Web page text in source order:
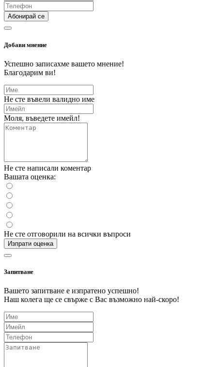
Абонирай се
Добави мнение
Успешно записахме вашето мнение!
Благодарим ви!
Не сте въвели валидно име
Моля, въведете имейл!
Не сте написали коментар
Вашата оценка:
Не сте отговорили на всички въпроси
Изпрати оценка
Запитване
Вашето запитване е изпратено успешно!
Наш колега ще се свърже с Вас възможно най-скоро!